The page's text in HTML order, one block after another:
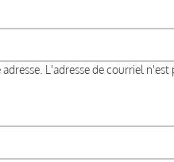
L'adresse de courriel